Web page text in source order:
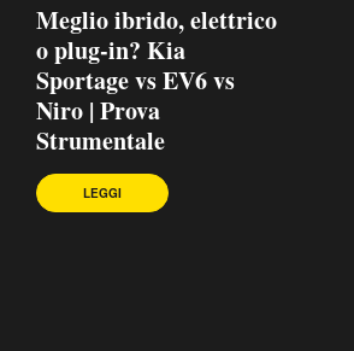
Meglio ibrido, elettrico
o plug-in? Kia
Sportage vs EV6 vs
Niro | Prova
Strumentale
LEGGI